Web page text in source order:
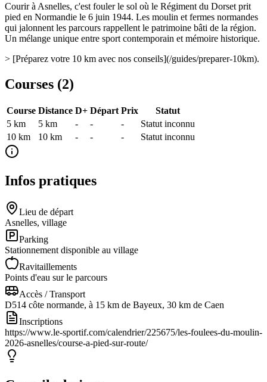
Courir à Asnelles, c'est fouler le sol où le Régiment du Dorset prit
pied en Normandie le 6 juin 1944. Les moulin et fermes normandes
qui jalonnent les parcours rappellent le patrimoine bâti de la région.
Un mélange unique entre sport contemporain et mémoire historique.
> [Préparez votre 10 km avec nos conseils](/guides/preparer-10km).
Courses (2)
Course Distance D+ Départ Prix
Statut
5 km
5 km - - -
Statut inconnu
10 km
10 km - - - Statut inconnu
Infos pratiques
Lieu de départ
Asnelles, village
Parking
Stationnement disponible au village
Ravitaillements
Points d'eau sur le parcours
Accès / Transport
D514 côte normande, à 15 km de Bayeux, 30 km de Caen
Inscriptions
https://www.le-sportif.com/calendrier/225675/les-foulees-du-moulin-
2026-asnelles/course-a-pied-sur-route/